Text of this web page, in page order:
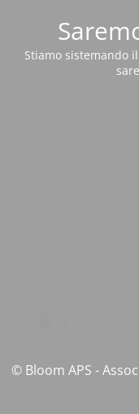
Stiamo sistemando
© Bloom APS -